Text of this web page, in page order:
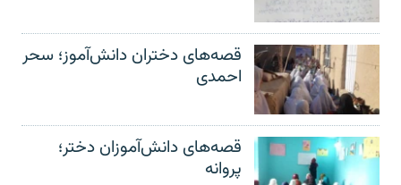
قصه‌های دختران دانش‌آموز؛ سحر
احمدی
قصه‌های دانش‌آموزان دختر؛
پروانه